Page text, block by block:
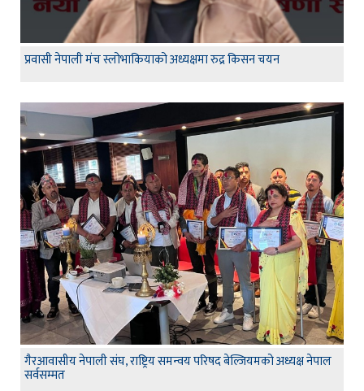
प्रवासी नेपाली मंच स्लोभाकियाको अध्यक्षमा रुद्र किसन चयन
गैरआवासीय नेपाली संघ, राष्ट्रिय समन्वय परिषद बेल्जियमको अध्यक्ष नेपाल
सर्वसम्मत